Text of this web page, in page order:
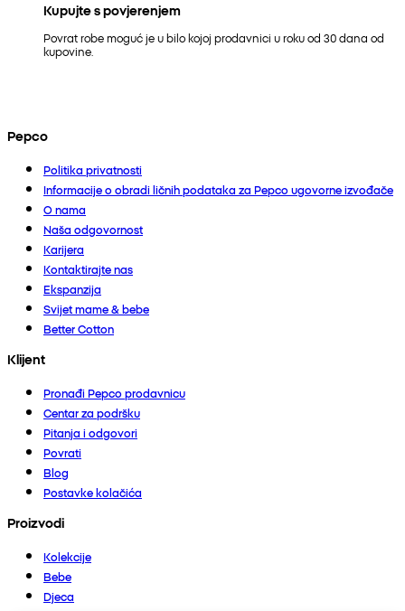
Kupujte s povjerenjem
Povrat robe moguć je u bilo kojoj prodavnici u roku od 30 dana od
kupovine.
Pepco
Politika privatnosti
Informacije o obradi ličnih podataka za Pepco ugovorne izvođače
O nama
Naša odgovornost
Karijera
Kontaktirajte nas
Ekspanzija
Svijet mame & bebe
Better Cotton
Klijent
Pronađi Pepco prodavnicu
Centar za podršku
Pitanja i odgovori
Povrati
Blog
Postavke kolačića
Proizvodi
Kolekcije
Bebe
Djeca